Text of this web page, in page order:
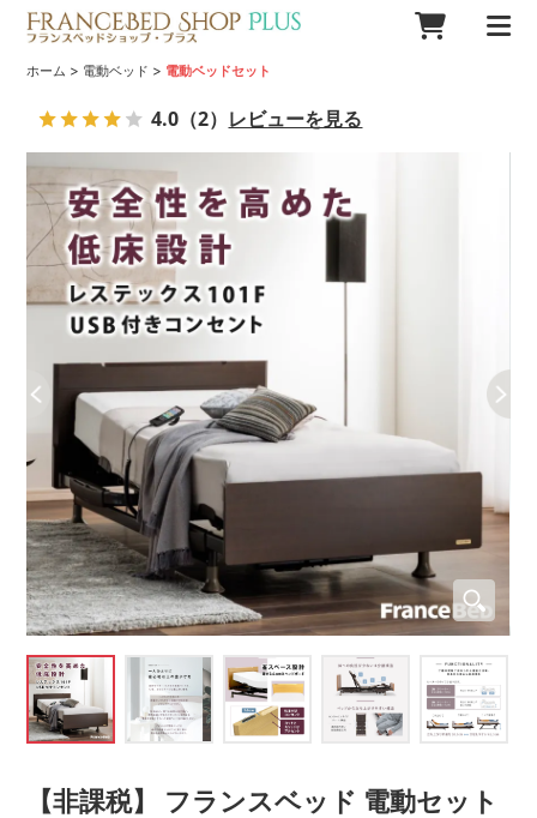
ホーム > 電動ベッド > 電動ベッドセット
【非課税】 フランスベッド 電動セット
4.0 （2） レビューを見る